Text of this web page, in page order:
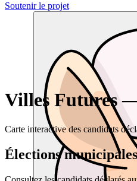
Soutenir le projet
Villes Futures
Carte interactive des candidats
Élections